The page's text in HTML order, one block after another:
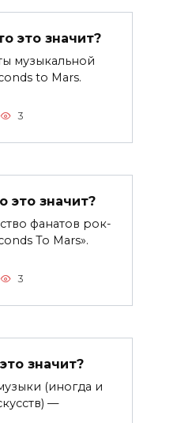
это значит?
музыкальной
to Mars.
3
это значит?
фанатов рок-
To Mars».
3
значит?
(иногда и
—